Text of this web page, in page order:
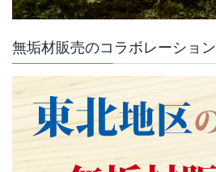
無垢材販売のコラボレーション